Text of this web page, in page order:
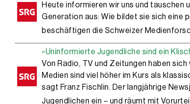
Heute informieren wir uns und tauschen
Generation aus: Wie bildet sie sich eine
beschäftigen die Schweizer
»Uninformierte Jugendliche sind ein
Von Radio, TV und Zeitungen haben
Medien sind viel ­höher im Kurs als
sagt Franz Fischlin. Der langjährige
Jugendlichen ein – und räumt mit